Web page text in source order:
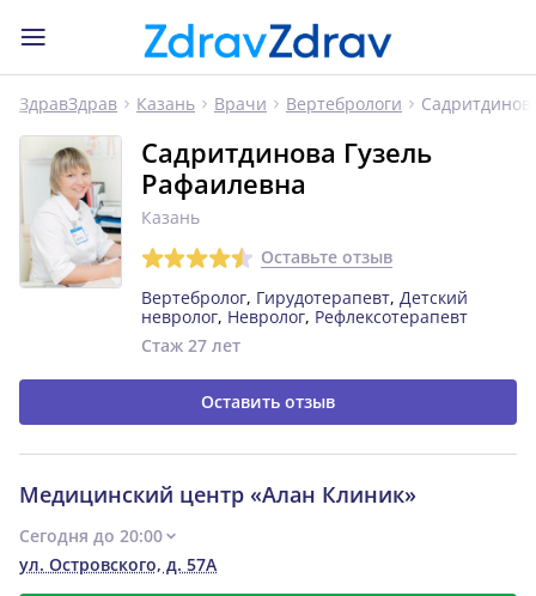
ЗдравЗдрав Казань Врачи Вертебрологи
Садритдинова Гузель
Рафаилевна
Казань
Оставьте отзыв
Вертебролог, Гирудотерапевт, Детский
невролог, Невролог, Рефлексотерапевт
Стаж 27 лет
Оставить отзыв
Медицинский центр «Алан Клиник»
Сегодня до 20:00
ул. Островского, д. 57А